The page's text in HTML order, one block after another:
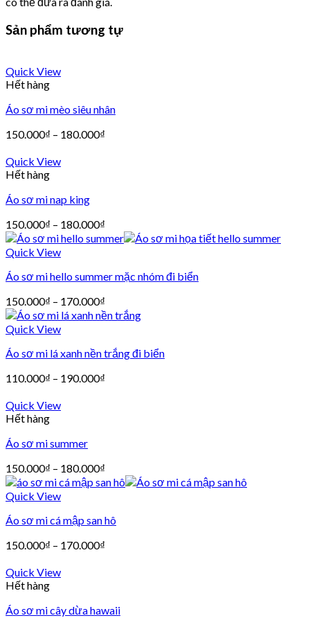
Sản phẩm tương tự
Quick View
Hết hàng
Áo sơ mi mèo siêu nhân
150.000₫ – 180.000₫
Quick View
Hết hàng
Áo sơ mi nap king
150.000₫ – 180.000₫
Quick View
Áo sơ mi hello summer mặc nhóm đi biển
150.000₫ – 170.000₫
Quick View
Áo sơ mi lá xanh nền trắng đi biển
110.000₫ – 190.000₫
Quick View
Hết hàng
Áo sơ mi summer
150.000₫ – 180.000₫
Quick View
Áo sơ mi cá mập san hô
150.000₫ – 170.000₫
Quick View
Hết hàng
Áo sơ mi cây dừa hawaii